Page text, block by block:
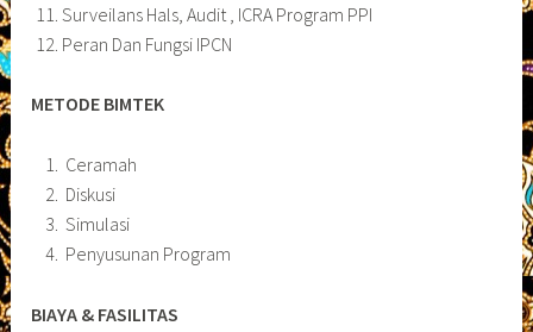
Surveilans Hals, Audit , ICRA Program PPI
Peran Dan Fungsi IPCN
METODE BIMTEK
Ceramah
Diskusi
Simulasi
Penyusunan Program
BIAYA & FASILITAS